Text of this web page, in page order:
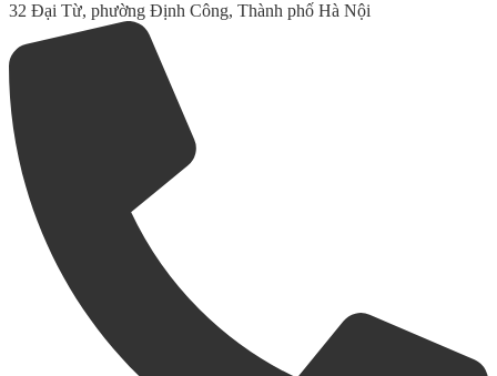
32 Đại Từ, phường Định Công, Thành phố Hà Nội